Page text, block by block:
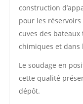
construction
pour les
cuves des
chimiques et dans
Le soudage en
cette qualité
dépôt.